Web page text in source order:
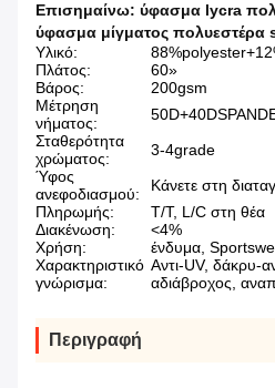
Επισημαίνω: ύφασμα lycra
ύφασμα μίγματος πολυεστέρα
Υλικό:
Πλάτος:
60»
Βάρος:
200gsm
Μέτρηση
νήματος:
Σταθερότητα
χρώματος:
3-4grade
Ύφος
ανεφοδιασμού:
Κάνετε στη
Πληρωμής:
T/T, L/C στη θέα
Διακένωση:
<4%
Χρήση:
ένδυμα,
Χαρακτηριστικό
γνώρισμα:
Αντι-UV, δάκρυ-
αδιάβροχος,
Περιγραφή